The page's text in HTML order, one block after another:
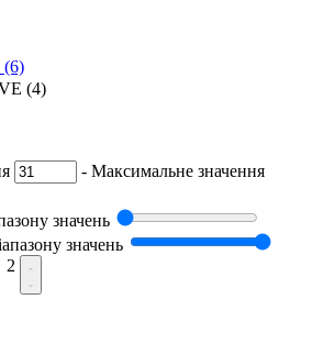
(6)
(4)
- Максимальне значення
значень
значень
2